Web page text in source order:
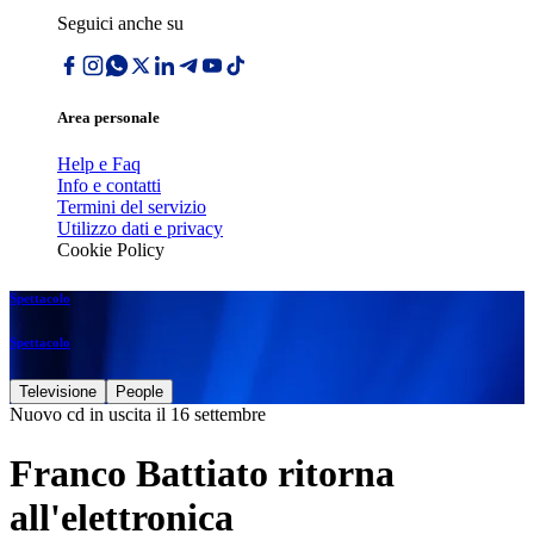
Seguici anche su
Area personale
Help e Faq
Info e contatti
Termini del servizio
Utilizzo dati e privacy
Cookie Policy
Spettacolo
Spettacolo
Televisione People
Nuovo cd in uscita il 16 settembre
Franco Battiato ritorna
all'elettronica